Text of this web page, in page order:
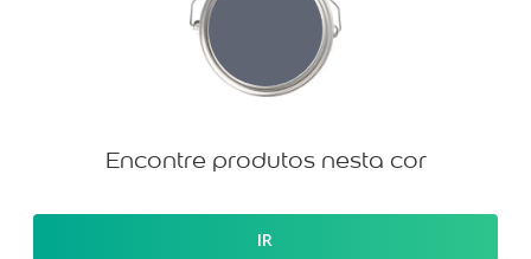
Encontre produtos nesta cor
IR